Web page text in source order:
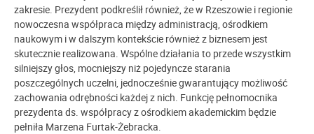
zakresie. Prezydent podkreślił również, że w Rzeszowie i regionie
nowoczesna współpraca między administracją, ośrodkiem
naukowym i w dalszym kontekście również z biznesem jest
skutecznie realizowana. Wspólne działania to przede wszystkim
silniejszy głos, mocniejszy niż pojedyncze starania
poszczególnych uczelni, jednocześnie gwarantujący możliwość
zachowania odrębności każdej z nich. Funkcję pełnomocnika
prezydenta ds. współpracy z ośrodkiem akademickim będzie
pełniła Marzena Furtak-Żebracka.